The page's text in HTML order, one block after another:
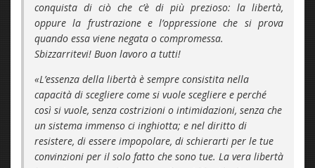
conquista di ciò che c’è di più prezioso: la libertà,
oppure la frustrazione e l’oppressione che si prova
quando essa viene negata o compromessa.
Sbizzarritevi! Buon lavoro a tutti!
«L’essenza della libertà è sempre consistita nella
capacità di scegliere come si vuole scegliere e perché
così si vuole, senza costrizioni o intimidazioni, senza che
un sistema immenso ci inghiotta; e nel diritto di
resistere, di essere impopolare, di schierarti per le tue
convinzioni per il solo fatto che sono tue. La vera libertà